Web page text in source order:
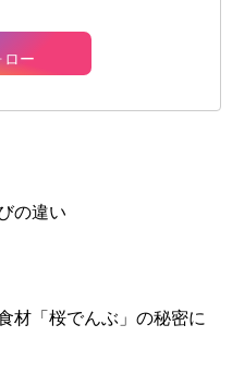
ロー
の違い
材「桜でんぶ」の秘密に